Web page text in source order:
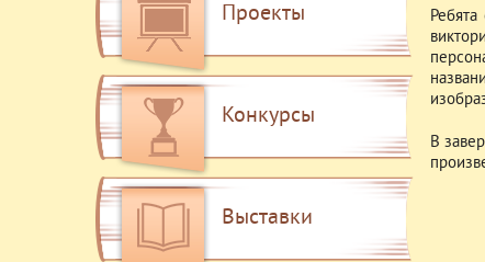
Проекты
Конкурсы
Выставки
В